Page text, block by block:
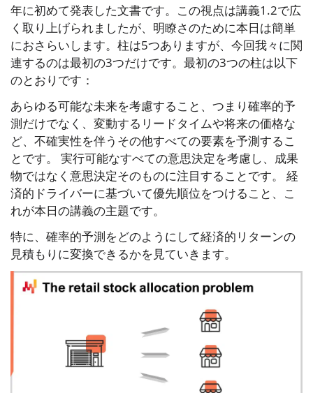
年に初めて発表した文書です。この視点は講義1.2で広
く取り上げられましたが、明瞭さのために本日は簡単
におさらいします。柱は5つありますが、今回我々に関
連するのは最初の3つだけです。最初の3つの柱は以下
のとおりです：
あらゆる可能な未来を考慮すること、つまり確率的予
測だけでなく、変動するリードタイムや将来の価格な
ど、不確実性を伴うその他すべての要素を予測するこ
とです。 実行可能なすべての意思決定を考慮し、成果
物ではなく意思決定そのものに注目することです。 経
済的ドライバーに基づいて優先順位をつけること、こ
れが本日の講義の主題です。
特に、確率的予測をどのようにして経済的リターンの
見積もりに変換できるかを見ていきます。